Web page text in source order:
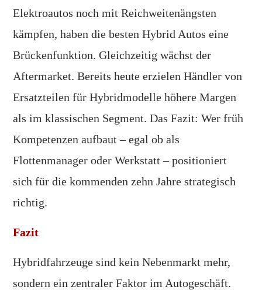
Elektroautos noch mit Reichweitenängsten
kämpfen, haben die besten Hybrid Autos eine
Brückenfunktion. Gleichzeitig wächst der
Aftermarket. Bereits heute erzielen Händler von
Ersatzteilen für Hybridmodelle höhere Margen
als im klassischen Segment. Das Fazit: Wer früh
Kompetenzen aufbaut – egal ob als
Flottenmanager oder Werkstatt – positioniert
sich für die kommenden zehn Jahre strategisch
richtig.
Fazit
Hybridfahrzeuge sind kein Nebenmarkt mehr,
sondern ein zentraler Faktor im Autogeschäft.